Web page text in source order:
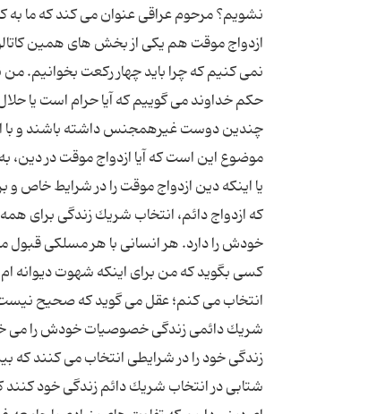
نشویم؟ مرحوم عراقی عنوان می كند كه ما به
ازدواج موقت هم یكی از بخش های همین
نمی كنیم كه چرا باید چهار ركعت بخوانیم. من
حكم خداوند می گوییم كه آیا حرام است یا
چندین دوست غیرهمجنس داشته باشند و با
موضوع این است كه آیا ازدواج موقت در
یا اینكه دین ازدواج موقت را در شرایط خاص
كه ازدواج دائم، انتخاب شریك زندگی برای
خودش را دارد. هر انسانی با هر مسلكی
كسی بگوید كه من برای اینكه شهوت دیوانه
انتخاب می كنم؛ عقل می گوید كه صحیح نیست
شریك دائمی زندگی خصوصیات خودش را می
زندگی خود را در شرایطی انتخاب می كنند كه
شتابی در انتخاب شریك دائم زندگی خود